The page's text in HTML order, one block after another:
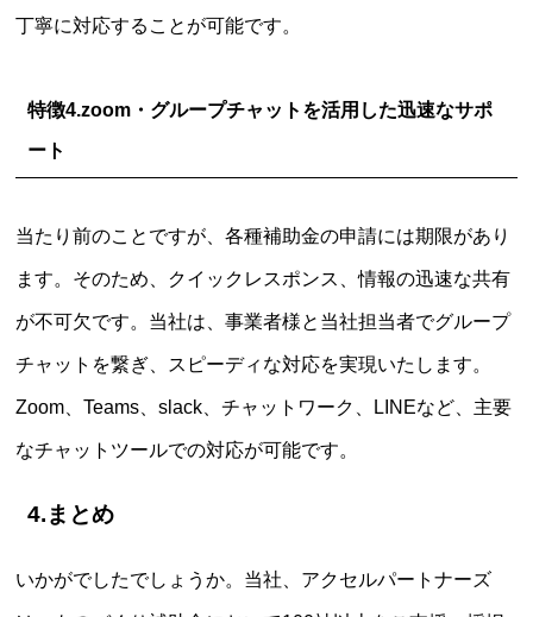
丁寧に対応することが可能です。
特徴4.zoom・グループチャットを活用した迅速なサポ
ート
当たり前のことですが、各種補助金の申請には期限があり
ます。そのため、クイックレスポンス、情報の迅速な共有
が不可欠です。当社は、事業者様と当社担当者でグループ
チャットを繋ぎ、スピーディな対応を実現いたします。
Zoom、Teams、slack、チャットワーク、LINEなど、主要
なチャットツールでの対応が可能です。
4.まとめ
いかがでしたでしょうか。当社、アクセルパートナーズ